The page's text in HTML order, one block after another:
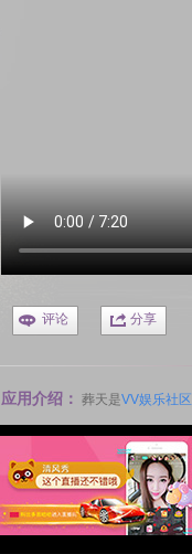
评论 分享
应用介绍： 葬天是VV娱乐社区